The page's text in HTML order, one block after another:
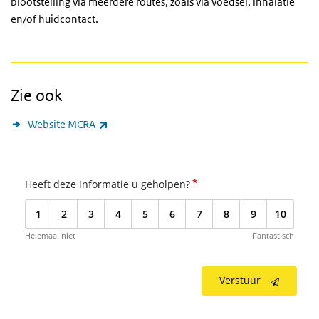
en/of huidcontact.
Zie ook
Website MCRA
Heeft deze informatie u geholpen?*
1 2 3 4 5 6 7 8 9 10
Helemaal niet Fantastisch
Verstuur